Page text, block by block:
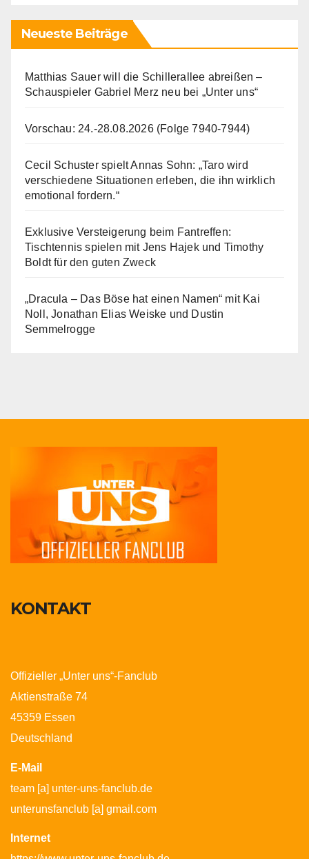
Neueste Beiträge
Matthias Sauer will die Schillerallee abreißen –
Schauspieler Gabriel Merz neu bei „Unter uns“
Vorschau: 24.-28.08.2026 (Folge 7940-7944)
Cecil Schuster spielt Annas Sohn: „Taro wird
verschiedene Situationen erleben, die ihn wirklich
emotional fordern.“
Exklusive Versteigerung beim Fantreffen:
Tischtennis spielen mit Jens Hajek und Timothy
Boldt für den guten Zweck
„Dracula – Das Böse hat einen Namen“ mit Kai
Noll, Jonathan Elias Weiske und Dustin
Semmelrogge
KONTAKT
Offizieller „Unter uns“-Fanclub
Aktienstraße 74
45359 Essen
Deutschland
E-Mail
team [a] unter-uns-fanclub.de
unterunsfanclub [a] gmail.com
Internet